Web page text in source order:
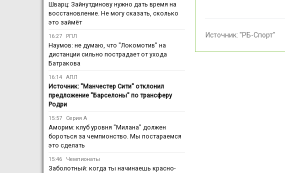
Источник: "РБ-Спорт"
Шварц: Зайнутдинову нужно дать время на
восстановление. Не могу сказать, сколько
это займёт
16:27 РПЛ
Наумов: не думаю, что "Локомотив" на
дистанции сильно пострадает от ухода
Батракова
16:14 АПЛ
Источник: "Манчестер Сити" отклонил
предложение "Барселоны" по трансферу
Родри
15:57 Серия А
Аморим: клуб уровня "Милана" должен
бороться за чемпионство. Мы постараемся
это сделать
15:46 Чемпионаты
Заболотный: когда ты начинаешь красно-